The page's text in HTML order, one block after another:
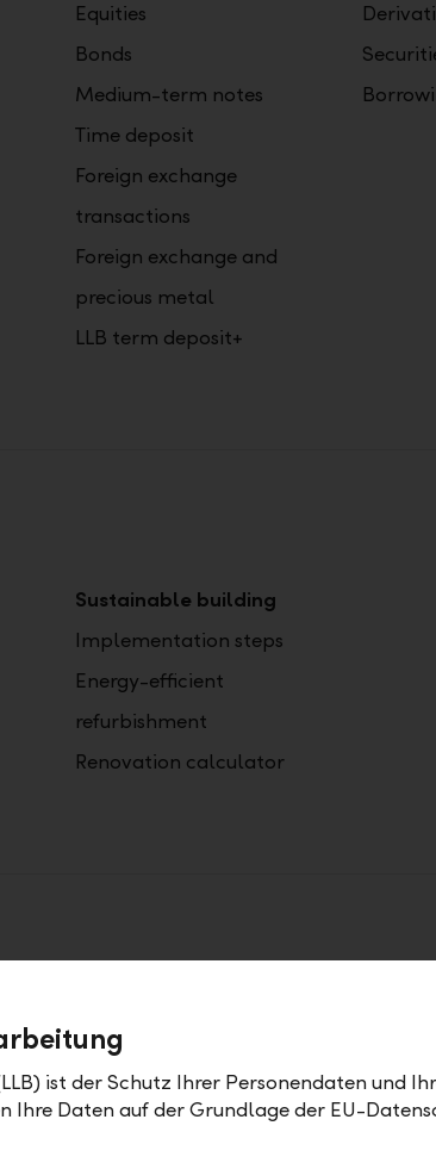
Equities
Bonds
Medium-term notes
Time deposit
Foreign exchange
transactions
Foreign exchange and
precious metal
LLB term deposit+
Sustainable building
Implementation steps
Energy-efficient
refurbishment
Renovation calculator
ist der Schutz Ihrer Personendaten und
Ihre Daten auf der Grundlage der EU-